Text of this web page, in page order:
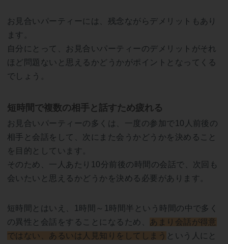
お見合いパーティーには、残念ながらデメリットもあり
ます。
自分にとって、お見合いパーティーのデメリットがそれ
ほど問題ないと思えるかどうかがポイントとなってくる
でしょう。
短時間で複数の相手と話すため疲れる
お見合いパーティーの多くは、一度の参加で10人前後の
相手と会話をして、次にまた会うかどうかを決めること
を目的としています。
そのため、一人あたり10分前後の時間の会話で、次回も
会いたいと思えるかどうかを決める必要があります。
短時間とはいえ、1時間～1時間半という時間の中で多く
の異性と会話をすることになるため、 あまり会話が得意
ではない、あるいは人見知りをしてしまう という人にと